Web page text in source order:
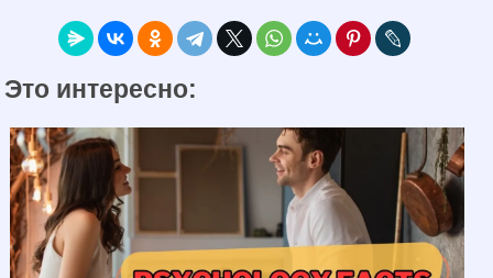
Это интересно: